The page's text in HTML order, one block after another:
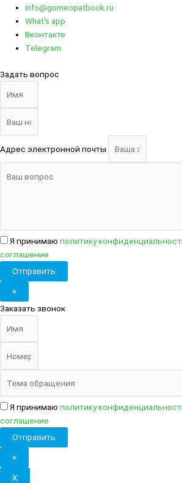
info@gomeopatbook.ru
What's app
Вконтакте
Telegram
Задать вопрос
Адрес электронной почты
Я принимаю политику
соглашение
Отправить
×
Заказать звонок
Я принимаю политику
соглашение
Отправить
×
X